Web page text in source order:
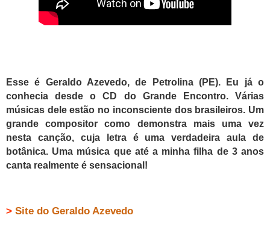
Esse é Geraldo Azevedo, de Petrolina (PE). Eu já o
conhecia desde o CD do Grande Encontro. Várias
músicas dele estão no inconsciente dos brasileiros. Um
grande compositor como demonstra mais uma vez
nesta canção, cuja letra é uma verdadeira aula de
botânica. Uma música que até a minha filha de 3 anos
canta realmente é sensacional!
> Site do Geraldo Azevedo